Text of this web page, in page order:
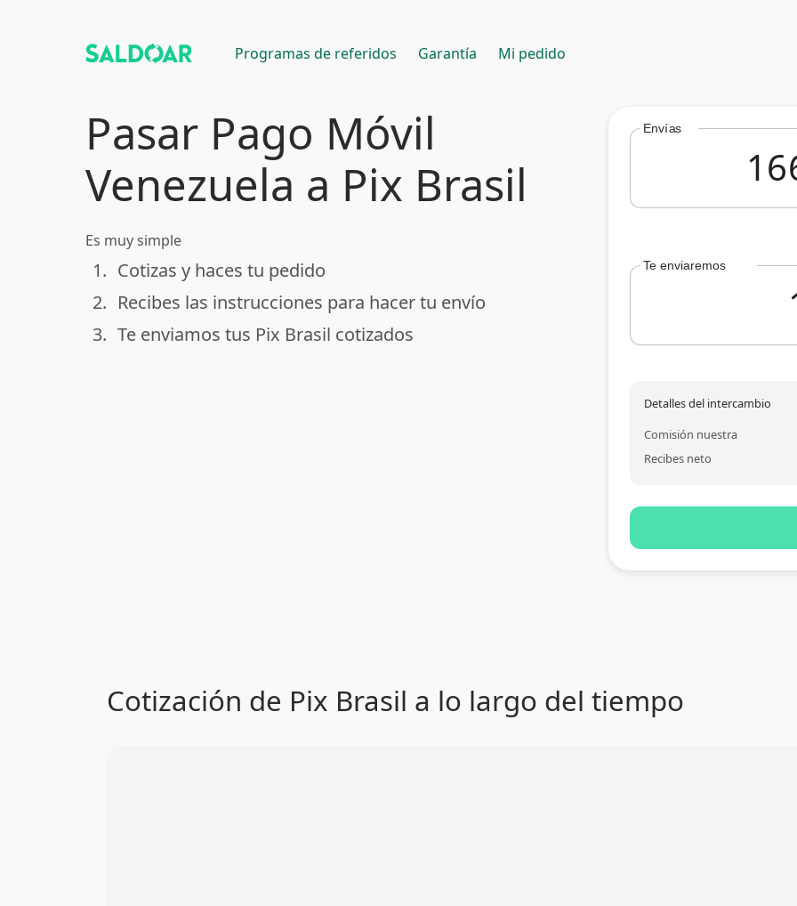
Programas de referidos Garantía Mi pedido
Pasar Pago Móvil
Venezuela a Pix Brasil
Es muy simple
done
1. Cotizas y haces tu pedido
done
2. Recibes las instrucciones para hacer tu envío
done
3. Te enviamos tus Pix Brasil cotizados
Envías
Te enviaremos
Detalles del intercambio
Comisión nuestra
Recibes neto
Cotización de Pix Brasil a lo largo del tiempo